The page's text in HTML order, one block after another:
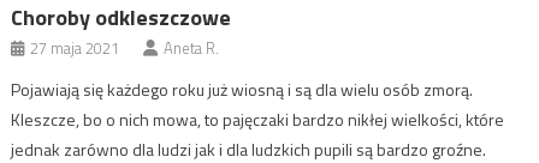
Choroby odkleszczowe
27 maja 2021 Aneta R.
Pojawiają się każdego roku już wiosną i są dla wielu osób zmorą.
Kleszcze, bo o nich mowa, to pajęczaki bardzo nikłej wielkości, które
jednak zarówno dla ludzi jak i dla ludzkich pupili są bardzo groźne.